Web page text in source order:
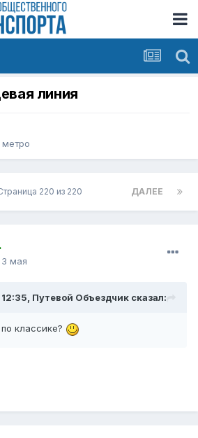
линия
ДАЛЕЕ
220 из 220
3 мая
Путевой Объездчик сказал:
классике?